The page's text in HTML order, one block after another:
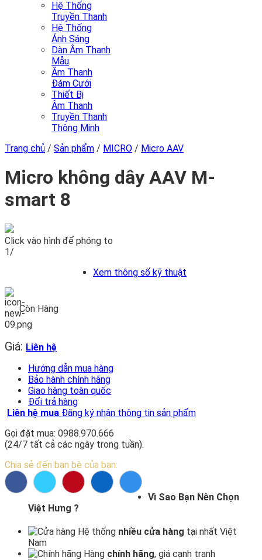
Hệ Thống
Truyền Thanh
Hệ Thống
Ánh Sáng
Dàn Âm Thanh
Mẫu
Âm Thanh
Đám Cưới
Thiết Bị
Âm Thanh
Truyền Thanh
Thông Minh
Trang chủ / Sản phẩm / MICRO / Micro AAV
Micro không dây AAV M-
smart 8
Click vào hình để phóng to
1/
Xem thông số kỹ thuật
Còn Hàng
Giá: Liên hệ
Hướng dẫn mua hàng
Bảo hành chính hãng
Giao hàng toàn quốc
Đổi trả hàng
Liên hệ mua Đăng ký nhận thông tin sản phẩm
Gọi đặt mua: 0988.970.666
(24/7 tất cả các ngày trong tuần).
Chia sẻ đến bạn bè của bạn:
Vì Sao Bạn Nên Chọn
Việt Hưng ?
Hệ thống nhiều cửa hàng tại nhất Việt
Nam
Hàng chính hãng, giá cạnh tranh